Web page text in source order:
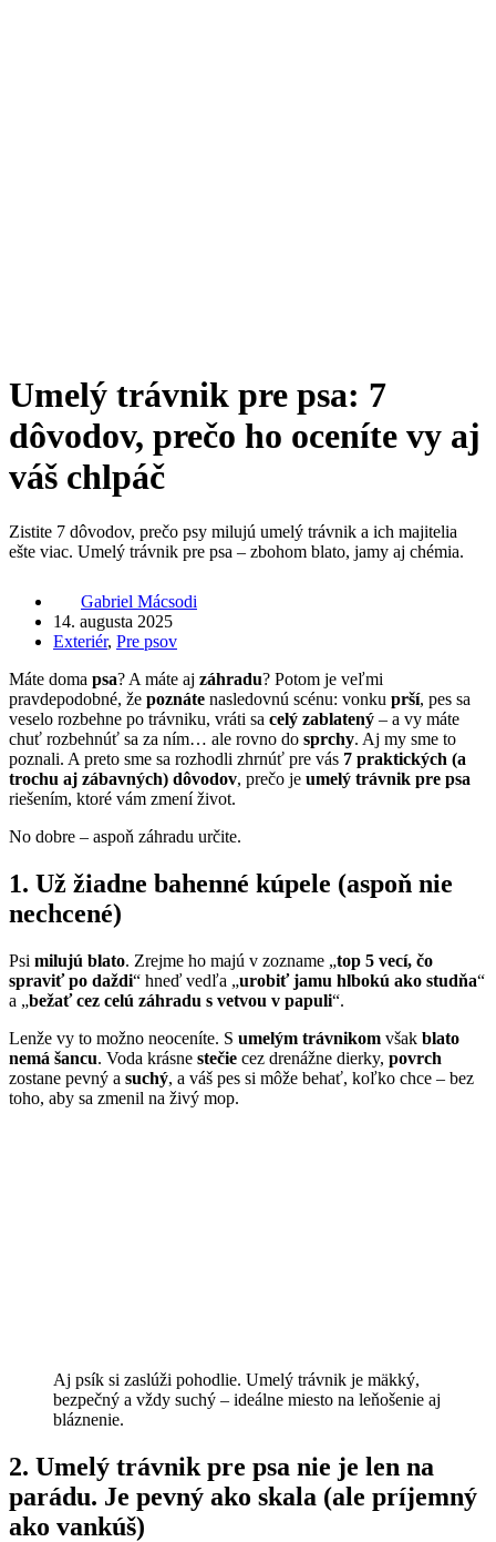
Umelý trávnik pre psa: 7
dôvodov, prečo ho oceníte vy aj
váš chlpáč
Zistite 7 dôvodov, prečo psy milujú umelý trávnik a ich majitelia
ešte viac. Umelý trávnik pre psa – zbohom blato, jamy aj chémia.
Gabriel Mácsodi
14. augusta 2025
Exteriér, Pre psov
Máte doma psa? A máte aj záhradu? Potom je veľmi
pravdepodobné, že poznáte nasledovnú scénu: vonku prší, pes sa
veselo rozbehne po trávniku, vráti sa celý zablatený – a vy máte
chuť rozbehnúť sa za ním… ale rovno do sprchy. Aj my sme to
poznali. A preto sme sa rozhodli zhrnúť pre vás 7 praktických (a
trochu aj zábavných) dôvodov, prečo je umelý trávnik pre psa
riešením, ktoré vám zmení život.
No dobre – aspoň záhradu určite.
1. Už žiadne bahenné kúpele (aspoň nie
nechcené)
Psi milujú blato. Zrejme ho majú v zozname „top 5 vecí, čo
spraviť po daždi“ hneď vedľa „urobiť jamu hlbokú ako studňa“
a „bežať cez celú záhradu s vetvou v papuli“.
Lenže vy to možno neoceníte. S umelým trávnikom však blato
nemá šancu. Voda krásne stečie cez drenážne dierky, povrch
zostane pevný a suchý, a váš pes si môže behať, koľko chce – bez
toho, aby sa zmenil na živý mop.
Aj psík si zaslúži pohodlie. Umelý trávnik je mäkký,
bezpečný a vždy suchý – ideálne miesto na leňošenie aj
bláznenie.
2. Umelý trávnik pre psa nie je len na
parádu. Je pevný ako skala (ale príjemný
ako vankúš)